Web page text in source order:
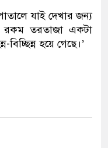
যাই দেখার জন্য
রকম তরতাজা একটা
হয়ে গেছে।’